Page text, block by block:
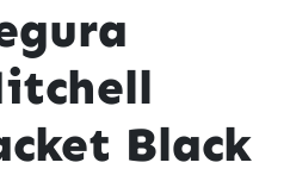
Black